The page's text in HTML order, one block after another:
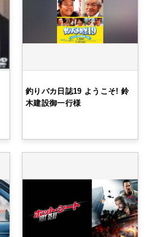
釣りバカ日誌19 ようこそ! 鈴
木建設御一行様